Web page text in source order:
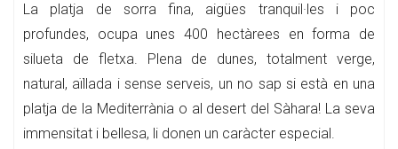
La platja de sorra fina, aigües tranquil·les i poc
profundes, ocupa unes 400 hectàrees en forma de
silueta de fletxa. Plena de dunes, totalment verge,
natural, aïllada i sense serveis, un no sap si està en una
platja de la Mediterrània o al desert del Sàhara! La seva
immensitat i bellesa, li donen un caràcter especial.